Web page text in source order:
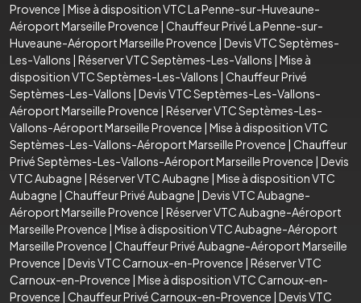
Provence | Mise à disposition VTC La Penne-sur-Huveaune-
Aéroport Marseille Provence | Chauffeur Privé La Penne-sur-
Huveaune-Aéroport Marseille Provence | Devis VTC Septèmes-
Les-Vallons | Réserver VTC Septèmes-Les-Vallons | Mise à
disposition VTC Septèmes-Les-Vallons | Chauffeur Privé
Septèmes-Les-Vallons | Devis VTC Septèmes-Les-Vallons-
Aéroport Marseille Provence | Réserver VTC Septèmes-Les-
Vallons-Aéroport Marseille Provence | Mise à disposition VTC
Septèmes-Les-Vallons-Aéroport Marseille Provence | Chauffeur
Privé Septèmes-Les-Vallons-Aéroport Marseille Provence | Devis
VTC Aubagne | Réserver VTC Aubagne | Mise à disposition VTC
Aubagne | Chauffeur Privé Aubagne | Devis VTC Aubagne-
Aéroport Marseille Provence | Réserver VTC Aubagne-Aéroport
Marseille Provence | Mise à disposition VTC Aubagne-Aéroport
Marseille Provence | Chauffeur Privé Aubagne-Aéroport Marseille
Provence | Devis VTC Carnoux-en-Provence | Réserver VTC
Carnoux-en-Provence | Mise à disposition VTC Carnoux-en-
Provence | Chauffeur Privé Carnoux-en-Provence | Devis VTC